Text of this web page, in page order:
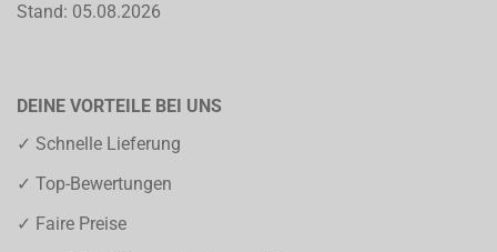
Stand: 05.08.2026
DEINE VORTEILE BEI UNS
✓ Schnelle Lieferung
✓ Top-Bewertungen
✓ Faire Preise